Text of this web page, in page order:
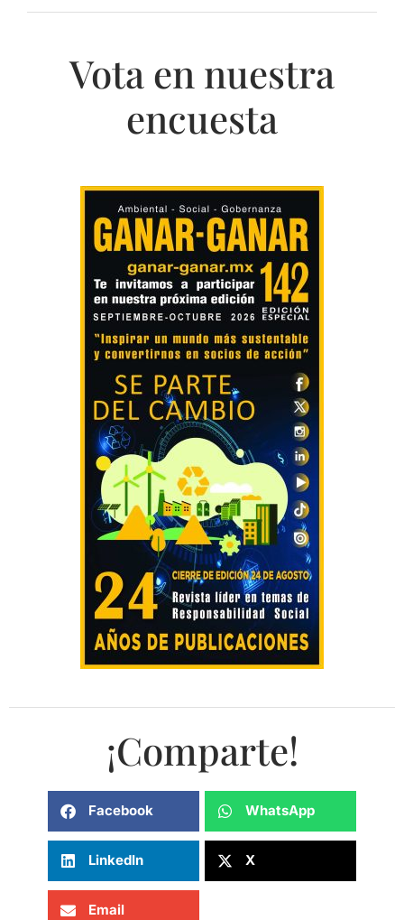
Vota en nuestra
encuesta
¡Comparte!
Facebook WhatsApp
LinkedIn X
Email